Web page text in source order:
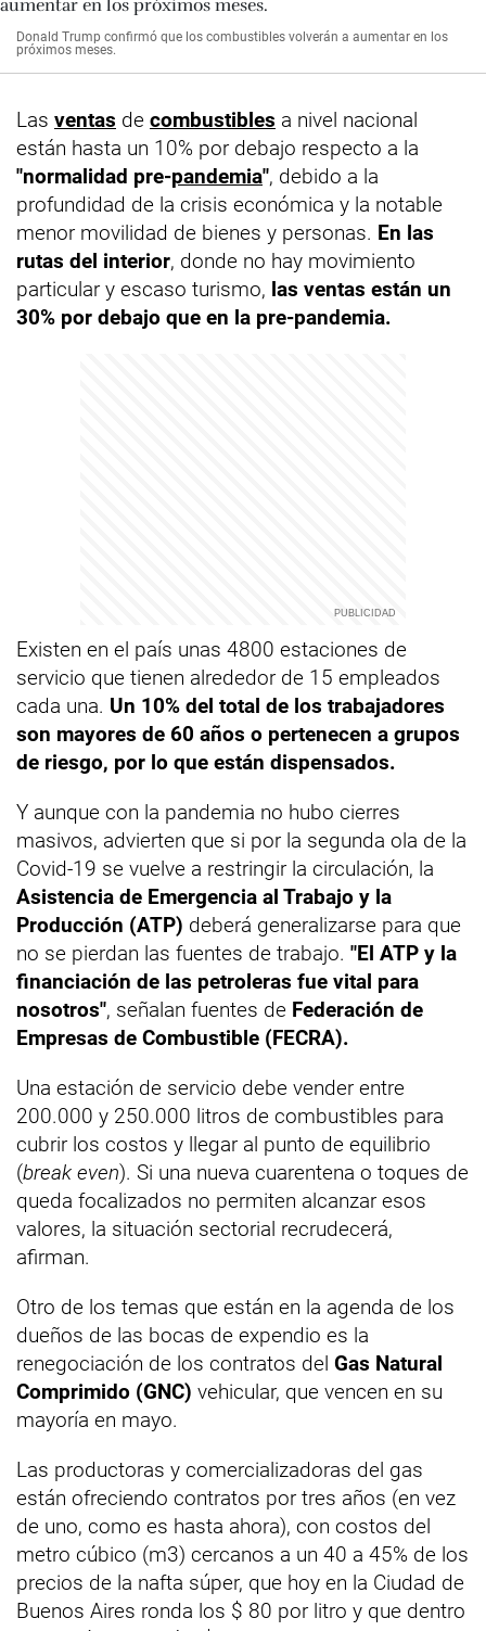
Donald Trump confirmó que los combustibles volverán a aumentar en los
próximos meses.
Las ventas de combustibles a nivel nacional
están hasta un 10% por debajo respecto a la
"normalidad pre-pandemia", debido a la
profundidad de la crisis económica y la notable
menor movilidad de bienes y personas. En las
rutas del interior, donde no hay movimiento
particular y escaso turismo, las ventas están un
30% por debajo que en la pre-pandemia.
Existen en el país unas 4800 estaciones de
servicio que tienen alrededor de 15 empleados
cada una. Un 10% del total de los trabajadores
son mayores de 60 años o pertenecen a grupos
de riesgo, por lo que están dispensados.
Y aunque con la pandemia no hubo cierres
masivos, advierten que si por la segunda ola de la
Covid-19 se vuelve a restringir la circulación, la
Asistencia de Emergencia al Trabajo y la
Producción (ATP) deberá generalizarse para que
no se pierdan las fuentes de trabajo. "El ATP y la
financiación de las petroleras fue vital para
nosotros", señalan fuentes de Federación de
Empresas de Combustible (FECRA).
Una estación de servicio debe vender entre
200.000 y 250.000 litros de combustibles para
cubrir los costos y llegar al punto de equilibrio
(break even). Si una nueva cuarentena o toques de
queda focalizados no permiten alcanzar esos
valores, la situación sectorial recrudecerá,
afirman.
Otro de los temas que están en la agenda de los
dueños de las bocas de expendio es la
renegociación de los contratos del Gas Natural
Comprimido (GNC) vehicular, que vencen en su
mayoría en mayo.
Las productoras y comercializadoras del gas
están ofreciendo contratos por tres años (en vez
de uno, como es hasta ahora), con costos del
metro cúbico (m3) cercanos a un 40 a 45% de los
precios de la nafta súper, que hoy en la Ciudad de
Buenos Aires ronda los $ 80 por litro y que dentro